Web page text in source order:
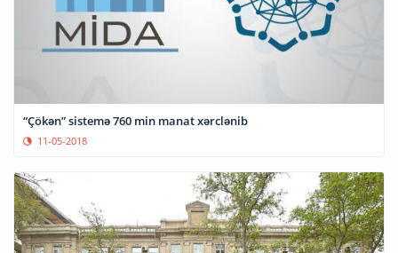
“Çökən” sistemə 760 min manat xərclənib
11-05-2018